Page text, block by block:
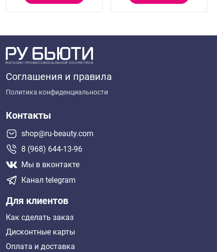
Соглашения и правила
Политика конфиденциальности
Контакты
shop@ru-beauty.com
8 (968) 644-13-96
Мы в вконтакте
Канал telegram
Для клиентов
Как сделать заказ
Дисконтные карты
Оплата и доставка